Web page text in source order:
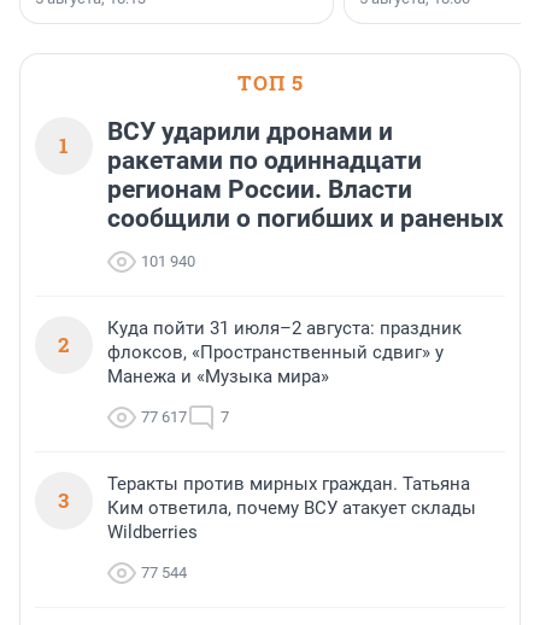
ТОП 5
1
ВСУ ударили дронами и
ракетами по одиннадцати
регионам России. Власти
сообщили о погибших и раненых
101 940
2
Куда пойти 31 июля–2 августа: праздник
флоксов, «Пространственный сдвиг» у
Манежа и «Музыка мира»
77 617 7
3
Теракты против мирных граждан. Татьяна
Ким ответила, почему ВСУ атакует склады
Wildberries
77 544